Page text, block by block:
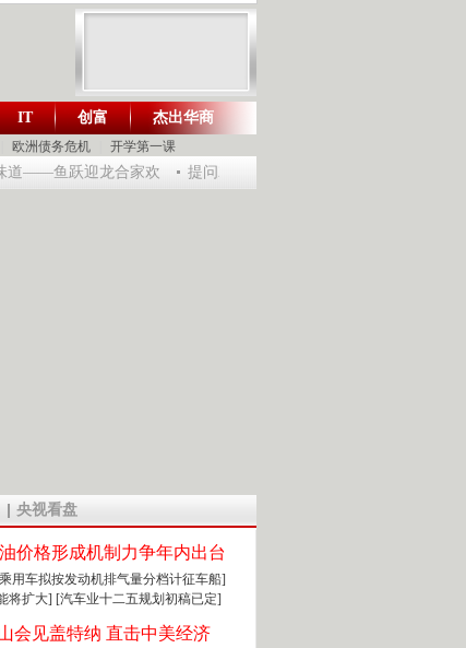
财智生活 一键通达
欧洲债务危机 开学第一课
IT 创富 杰出华商
——鱼跃迎龙合家欢 提问2012：机遇与悬念共存
央视看盘
价格形成机制力争年内出台
用车拟按发动机排气量分档计征车船]
将扩大] [汽车业十二五规划初稿已定]
会见盖特纳 直击中美经济